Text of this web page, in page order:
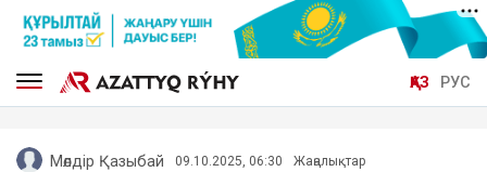
ҚАЗ РУС
Мөлдір Қазыбай 09.10.2025, 06:30 Жаңалықтар